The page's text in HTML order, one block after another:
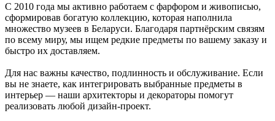
С 2010 года мы активно работаем с фарфором и живописью,
сформировав богатую коллекцию, которая наполнила
множество музеев в Беларуси. Благодаря партнёрским связям
по всему миру, мы ищем редкие предметы по вашему заказу и
быстро их доставляем.
Для нас важны качество, подлинность и обслуживание. Если
вы не знаете, как интегрировать выбранные предметы в
интерьер — наши архитекторы и декораторы помогут
реализовать любой дизайн-проект.